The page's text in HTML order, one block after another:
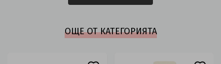
ОЩЕ ОТ КАТЕГОРИЯТА